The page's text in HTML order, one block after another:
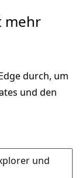
mehr
durch, um
und den
und